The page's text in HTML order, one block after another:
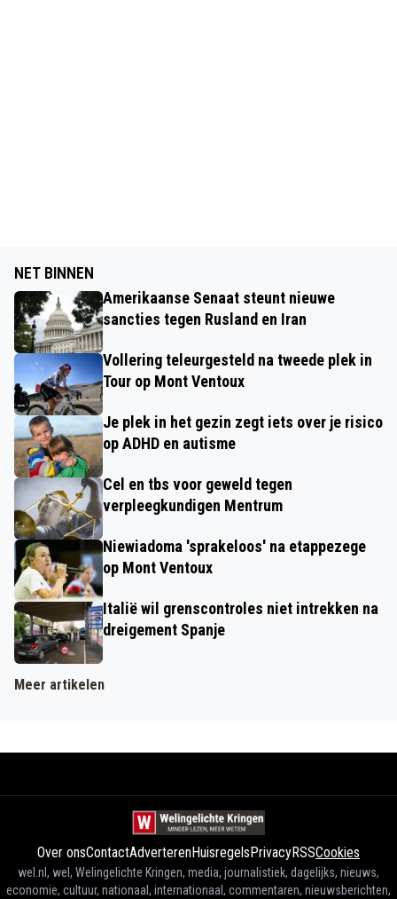
NET BINNEN
Amerikaanse Senaat steunt nieuwe
sancties tegen Rusland en Iran
Vollering teleurgesteld na tweede plek in
Tour op Mont Ventoux
Je plek in het gezin zegt iets over je risico
op ADHD en autisme
Cel en tbs voor geweld tegen
verpleegkundigen Mentrum
Niewiadoma 'sprakeloos' na etappezege
op Mont Ventoux
Italië wil grenscontroles niet intrekken na
dreigement Spanje
Meer artikelen
Over onsContactAdverterenHuisregels PrivacyRSSCookies
wel.nl, wel, Welingelichte Kringen, media, journalistiek, dagelijks, nieuws,
economie, cultuur, nationaal, internationaal, commentaren, nieuwsberichten,